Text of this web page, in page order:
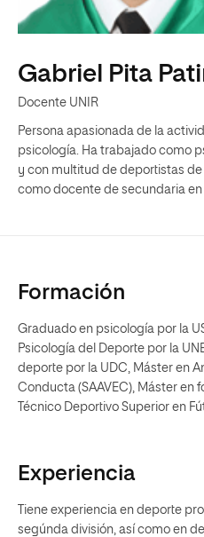
Gabriel Pita
Docente UNIR
Persona apasionada de la
psicología. Ha trabajado como
y con multitud de deportistas
como docente de secundaria
Formación
Graduado en psicología por la
Psicología del Deporte por la
deporte por la UDC, Máster en
Conducta (SAAVEC), Máster en
Técnico Deportivo Superior en
Experiencia
Tiene experiencia en deporte
segúnda división, así como en